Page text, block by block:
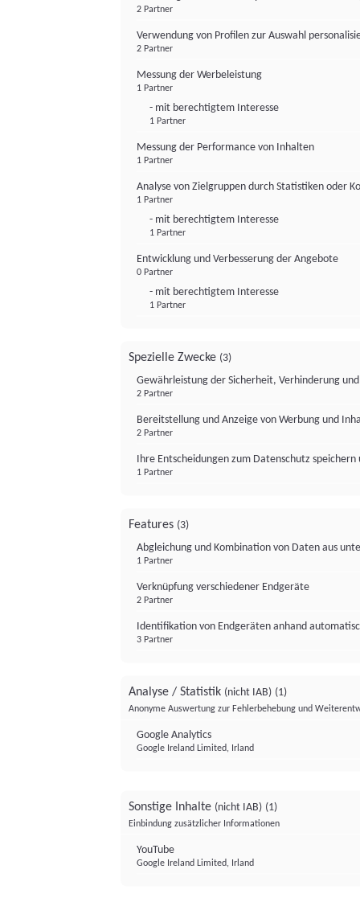
2 Partner
Verwendung von Profilen zur Auswahl
2 Partner
Messung der Werbeleistung
1 Partner
- mit berechtigtem Interesse
1 Partner
Messung der Performance von Inhalten
1 Partner
Analyse von Zielgruppen durch Statistiken oder
1 Partner
- mit berechtigtem Interesse
1 Partner
Entwicklung und Verbesserung der Angebote
0 Partner
- mit berechtigtem Interesse
1 Partner
Spezielle Zwecke (3)
Gewährleistung der Sicherheit, Verhinderung
2 Partner
Bereitstellung und Anzeige von Werbung und
2 Partner
Ihre Entscheidungen zum Datenschutz
1 Partner
Features (3)
Abgleichung und Kombination von Daten aus
1 Partner
Verknüpfung verschiedener Endgeräte
2 Partner
Identifikation von Endgeräten anhand
3 Partner
Analyse / Statistik (nicht IAB) (1)
Anonyme Auswertung zur Fehlerbehebung und
Google Analytics
Google Ireland Limited, Irland
Sonstige Inhalte (nicht IAB) (1)
Einbindung zusätzlicher Informationen
YouTube
Google Ireland Limited, Irland